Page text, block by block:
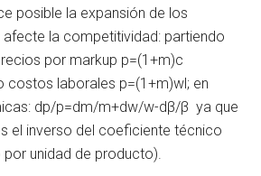
posible la expansión de los
afecte la competitividad: partiendo
por markup p=(1+m)c
costos laborales p=(1+m)wl; en
dp/p=dm/m+dw/w-dβ/β ya que
el inverso del coeficiente técnico
unidad de producto).